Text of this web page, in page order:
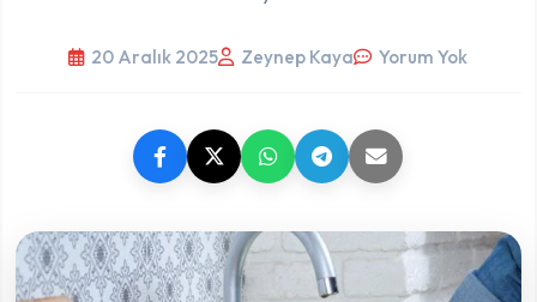
20 Aralık 2025 Zeynep Kaya Yorum Yok